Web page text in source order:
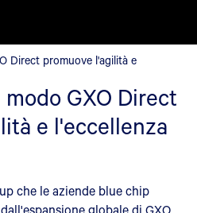
promuove l'agilità e
Direct promuove l'agilità e
GXO Direct
e l'eccellenza
che le aziende blue chip
globale di GXO